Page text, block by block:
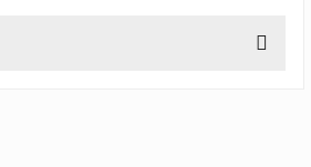
noktaları öneri formunu kullanarak